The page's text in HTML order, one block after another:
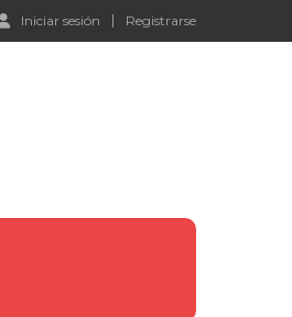
Iniciar sesión Registrarse